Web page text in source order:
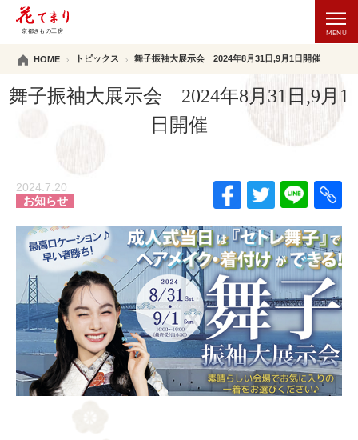
HOME トピックス 舞子振袖大展示会 2024年8月31日,9月1日開催
舞子振袖大展示会 2024年8月31日,9月1
日開催
2024.7.20
お知らせ